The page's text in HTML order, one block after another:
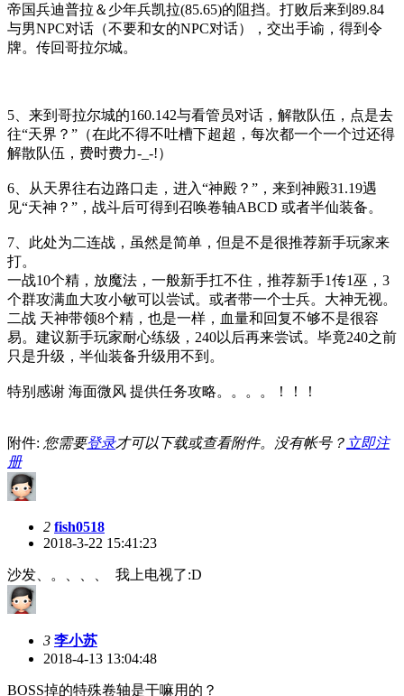
帝国兵迪普拉＆少年兵凯拉(85.65)的阻挡。打败后来到89.84
与男NPC对话（不要和女的NPC对话），交出手谕，得到令
牌。传回哥拉尔城。
5、来到哥拉尔城的160.142与看管员对话，解散队伍，点是去
往“天界？”（在此不得不吐槽下超超，每次都一个一个过还得
解散队伍，费时费力-_-!）
6、从天界往右边路口走，进入“神殿？”，来到神殿31.19遇
见“天神？”，战斗后可得到召唤卷轴ABCD 或者半仙装备。
7、此处为二连战，虽然是简单，但是不是很推荐新手玩家来
打。
一战10个精，放魔法，一般新手扛不住，推荐新手1传1巫，3
个群攻满血大攻小敏可以尝试。或者带一个士兵。大神无视。
二战 天神带领8个精，也是一样，血量和回复不够不是很容
易。建议新手玩家耐心练级，240以后再来尝试。毕竟240之前
只是升级，半仙装备升级用不到。
特别感谢 海面微风 提供任务攻略。。。。！！！
附件: 您需要登录才可以下载或查看附件。没有帐号？ 立即注
册
2 fish0518
2018-3-22 15:41:23
沙发、。、、、 我上电视了:D
3 李小苏
2018-4-13 13:04:48
BOSS掉的特殊卷轴是干嘛用的？